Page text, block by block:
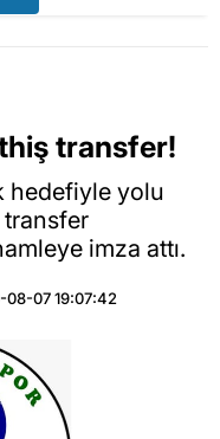
transfer!
hedefiyle yolu
transfer
imza attı.
08-07 19:07:42